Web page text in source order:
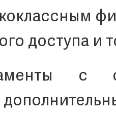
доступа и
с